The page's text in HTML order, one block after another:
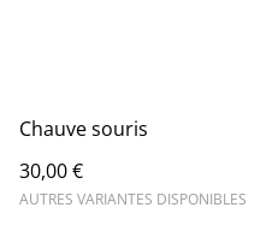
Chauve souris
30,00 €
AUTRES VARIANTES DISPONIBLES